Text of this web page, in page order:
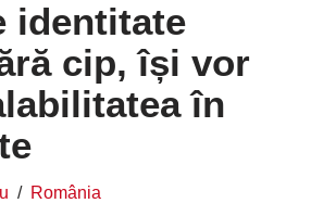
identitate
cip, își vor
în
România